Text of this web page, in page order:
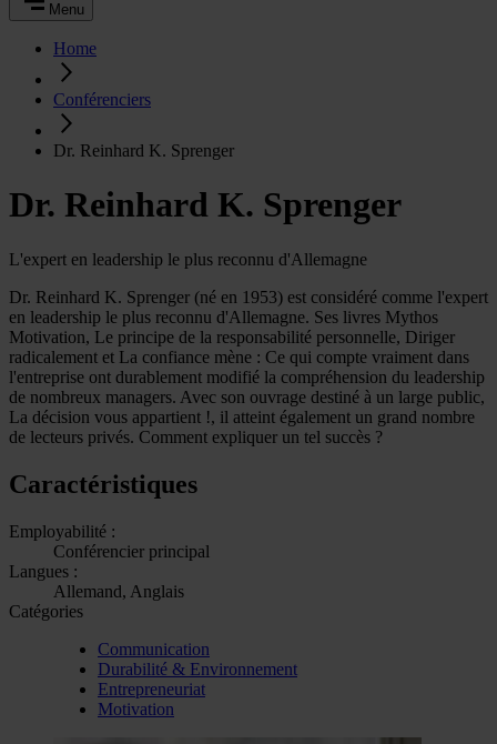
Menu
Home
Conférenciers
Dr. Reinhard K. Sprenger
Dr. Reinhard K. Sprenger
L'expert en leadership le plus reconnu d'Allemagne
Dr. Reinhard K. Sprenger (né en 1953) est considéré comme l'expert
en leadership le plus reconnu d'Allemagne. Ses livres Mythos
Motivation, Le principe de la responsabilité personnelle, Diriger
radicalement et La confiance mène : Ce qui compte vraiment dans
l'entreprise ont durablement modifié la compréhension du leadership
de nombreux managers. Avec son ouvrage destiné à un large public,
La décision vous appartient !, il atteint également un grand nombre
de lecteurs privés. Comment expliquer un tel succès ?
Caractéristiques
Employabilité :
Conférencier principal
Langues :
Allemand, Anglais
Catégories
Communication
Durabilité & Environnement
Entrepreneuriat
Motivation